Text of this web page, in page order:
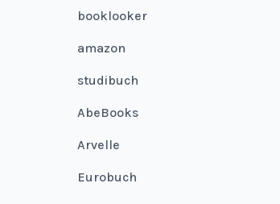
booklooker
amazon
studibuch
AbeBooks
Arvelle
Eurobuch